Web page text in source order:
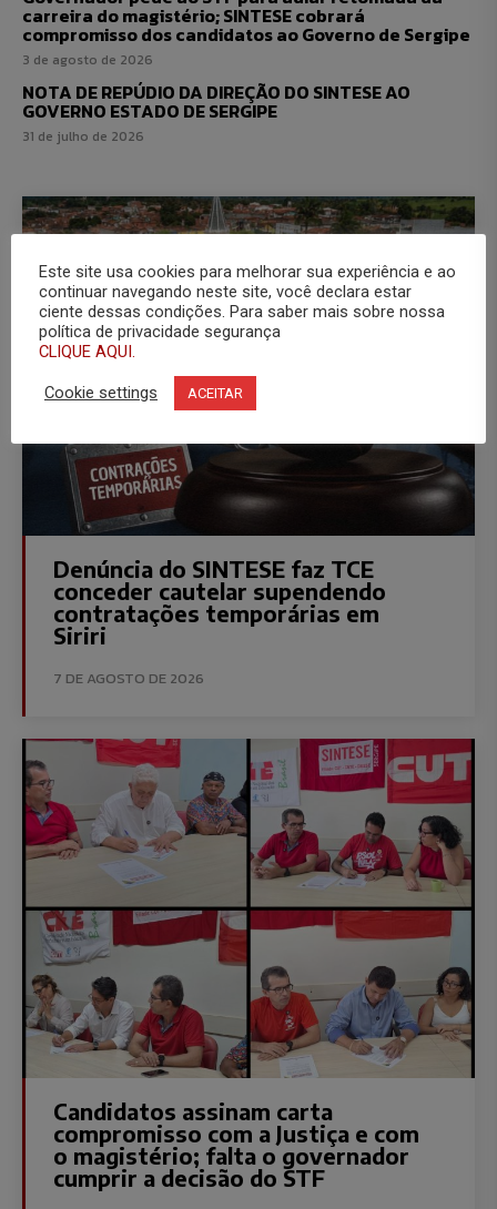
carreira do magistério; SINTESE cobrará
compromisso dos candidatos ao Governo de Sergipe
3 de agosto de 2026
NOTA DE REPÚDIO DA DIREÇÃO DO SINTESE AO
GOVERNO ESTADO DE SERGIPE
31 de julho de 2026
Denúncia do SINTESE faz TCE
conceder cautelar supendendo
contratações temporárias em
Siriri
7 DE AGOSTO DE 2026
Candidatos assinam carta
compromisso com a Justiça e com
o magistério; falta o governador
cumprir a decisão do STF
Este site usa cookies para melhorar sua experiência e ao
continuar navegando neste site, você declara estar
ciente dessas condições. Para saber mais sobre nossa
política de privacidade segurança
CLIQUE AQUI.
Cookie settings ACEITAR